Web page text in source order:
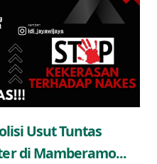
Usut Tuntas
di Mamberamo...